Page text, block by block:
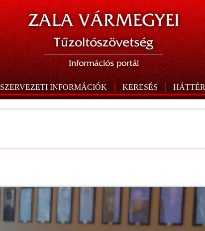
ZALA VÁRMEGYEI
Tűzoltószövetség
Információs portál
SZERVEZETI INFORMÁCIÓK KERESÉS HÁTTÉR